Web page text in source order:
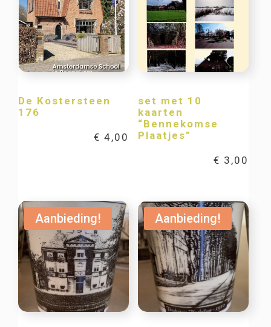
De Kostersteen
176
€ 4,00
set met 10
kaarten
“Bennekomse
Plaatjes”
€ 3,00
Aanbieding! Aanbieding!